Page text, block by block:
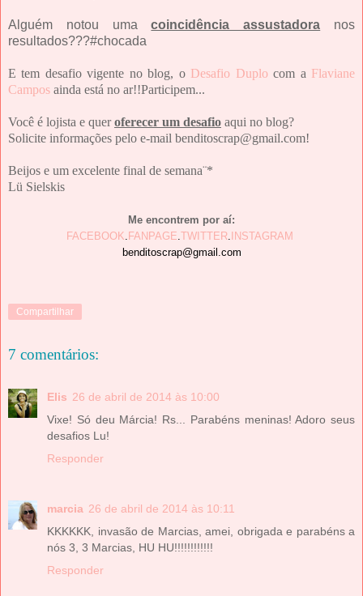
Alguém notou umacoincidência assustadora nos
resultados???#chocada
E tem desafio vigente no blog, o Desafio Duplo com a Flaviane
Campos ainda está no ar!!Participem...
Você é lojista e queroferecer um desafio aqui no blog?
Solicite informações pelo e-mail benditoscrap@gmail.com!
Beijos e um excelente final de semana¨*
Lü Sielskis
Me encontrem por aí:
FACEBOOK FANPAGE TWITTER
INSTAGRAM
benditoscrap@gmail.com
Compartilhar
7 comentários:
Elis 26 de abril de 2014 às 10:00
Vixe! Só deu Márcia! Rs... Parabéns meninas! Adoro seus
desafios Lu!
Responder
marcia 26 de abril de 2014 às 10:11
KKKKKK, invasão de Marcias, amei, obrigada e parabéns a
nós 3, 3 Marcias, HU HU!!!!!!!!!!!!
Responder